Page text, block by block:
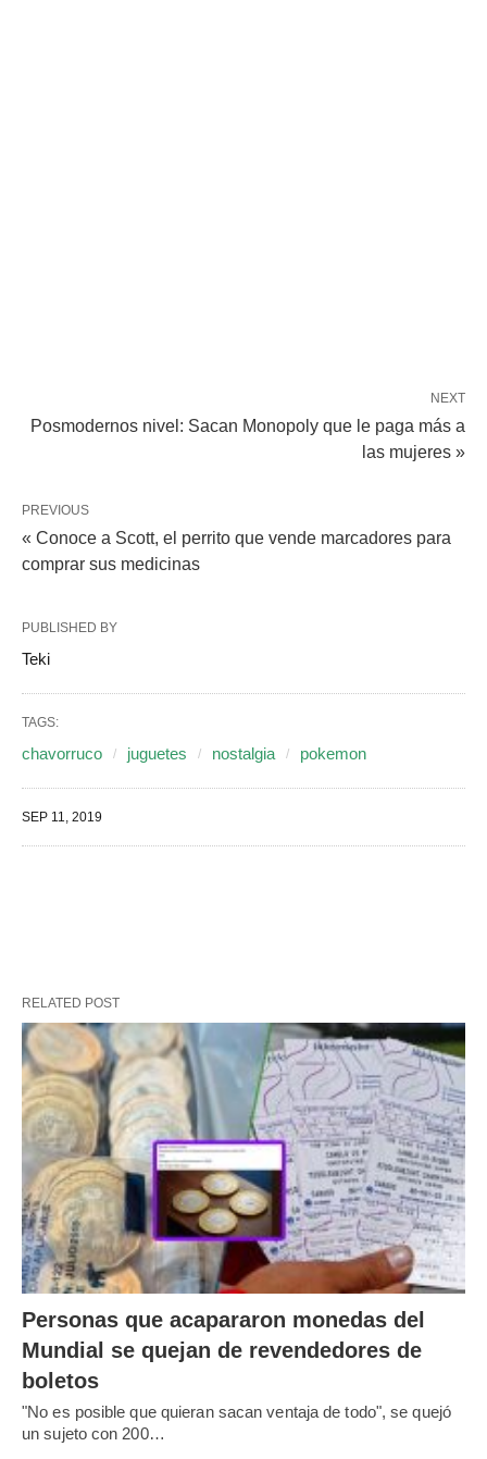
NEXT
Posmodernos nivel: Sacan Monopoly que le paga más a
las mujeres »
PREVIOUS
« Conoce a Scott, el perrito que vende marcadores para
comprar sus medicinas
PUBLISHED BY
Teki
TAGS:
chavorruco juguetes nostalgia pokemon
SEP 11, 2019
RELATED POST
Personas que acapararon monedas del
Mundial se quejan de revendedores de
boletos
"No es posible que quieran sacan ventaja de todo", se quejó
un sujeto con 200…